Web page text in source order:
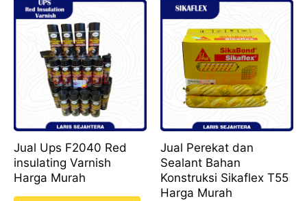
Jual Ups F2040 Red
insulating Varnish
Harga Murah
Jual Perekat dan
Sealant Bahan
Konstruksi Sikaflex T55
Harga Murah